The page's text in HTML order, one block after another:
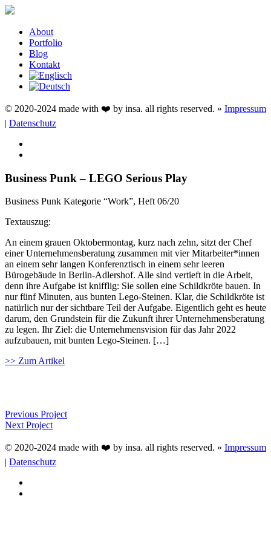
About
Portfolio
Blog
Kontakt
© 2020-2024 made with ❤️ by insa. all rights reserved. » Impressum
| Datenschutz
Business Punk – LEGO Serious Play
Business Punk Kategorie “Work”, Heft 06/20
Textauszug:
An einem grauen Oktobermontag, kurz nach zehn, sitzt der Chef
einer Unternehmensberatung zusammen mit vier Mitarbeiter*innen
an einem sehr langen Konferenztisch in einem sehr leeren
Bürogebäude in Berlin-Adlershof. Alle sind vertieft in die Arbeit,
denn ihre Aufgabe ist knifflig: Sie sollen eine Schildkröte bauen. In
nur fünf Minuten, aus bunten Lego-Steinen. Klar, die Schildkröte ist
natürlich nur der sichtbare Teil der Aufgabe. Eigentlich geht es heute
darum, den Grundstein für die Zukunft ihrer Unternehmensberatung
zu legen. Ihr Ziel: die Unternehmensvision für das Jahr 2022
aufzubauen, mit bunten Lego-Steinen. […]
>> Zum Artikel
Previous Project
Next Project
© 2020-2024 made with ❤️ by insa. all rights reserved. » Impressum
| Datenschutz